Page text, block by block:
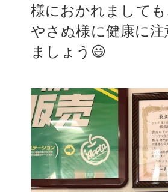
様におかれまして
やさぬ様に健康に注
ましょう😃